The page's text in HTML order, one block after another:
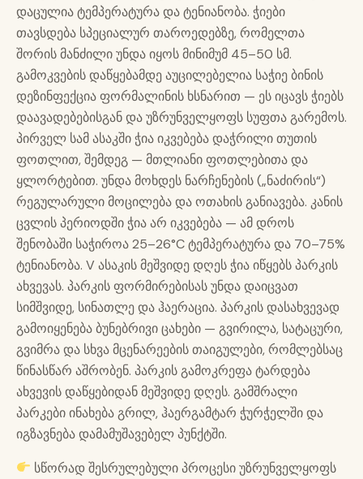
დაცულია ტემპერატურა და ტენიანობა. ჭიები
თავსდება სპეციალურ თაროედებზე, რომელთა
შორის მანძილი უნდა იყოს მინიმუმ 45–50 სმ.
გამოკვების დაწყებამდე აუცილებელია საჭიე ბინის
დეზინფექცია ფორმალინის ხსნარით — ეს იცავს ჭიებს
დაავადებებისგან და უზრუნველყოფს სუფთა გარემოს.
პირველ სამ ასაკში ჭია იკვებება დაჭრილი თუთის
ფოთლით, შემდეგ — მთლიანი ფოთლებითა და
ყლორტებით. უნდა მოხდეს ნარჩენების („ნაძირის“)
რეგულარული მოცილება და ოთახის განიავება. კანის
ცვლის პერიოდში ჭია არ იკვებება — ამ დროს
შენობაში საჭიროა 25–26°C ტემპერატურა და 70–75%
ტენიანობა. V ასაკის მეშვიდე დღეს ჭია იწყებს პარკის
ახვევას. პარკის ფორმირებისას უნდა დაიცვათ
სიმშვიდე, სინათლე და ჰაერაცია. პარკის დასახვევად
გამოიყენება ბუნებრივი ცახები — გვირილა, სატაცური,
გვიმრა და სხვა მცენარეების თაიგულები, რომლებსაც
წინასწარ აშრობენ. პარკის გამოკრეფა ტარდება
ახვევის დაწყებიდან მეშვიდე დღეს. გამშრალი
პარკები ინახება გრილ, ჰაერგამტარ ჭურჭელში და
იგზავნება დამამუშავებელ პუნქტში.
სწორად შესრულებული პროცესი უზრუნველყოფს